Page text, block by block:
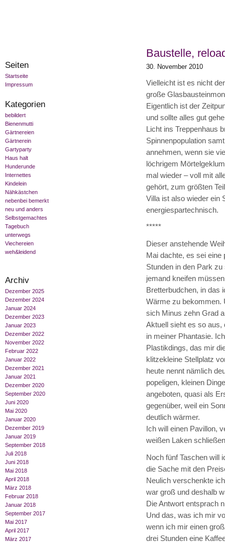
Seiten
Startseite
Impressum
Kategorien
bebildert
Bienenmutti
Gärtnereien
Gärtnerein
Gartyparty
Haus halt
Hunderunde
Internettes
Kindelein
Nähkästchen
nebenbei bemerkt
neu und anders
Selbstgemachtes
Tagebuch
unterwegs
Viechereien
weh&leidend
Archiv
Dezember 2025
Dezember 2024
Januar 2024
Dezember 2023
Januar 2023
Dezember 2022
November 2022
Februar 2022
Januar 2022
Dezember 2021
Januar 2021
Dezember 2020
September 2020
Juni 2020
Mai 2020
Januar 2020
Dezember 2019
Januar 2019
September 2018
Juli 2018
Juni 2018
Mai 2018
April 2018
März 2018
Februar 2018
Januar 2018
September 2017
Mai 2017
April 2017
März 2017
Baustelle,
30. November 2010
Vielleicht ist es nicht
große
Eigentlich ist der
und sollte alles gut
Licht ins Treppenhaus
Spinnenpopulation
annehmen, wenn sie
löchrigem
mal wieder – voll mit
gehört, zum größten
Villa ist also wieder ein
energiespartechnisch.
*****
Dieser anstehende
Mai dachte, es sei eine
Stunden in den Park
jemand kneifen
Bretterbudchen, in das
Wärme zu bekommen.
sich Minus zehn Grad
Aktuell sieht es so aus,
in meiner Phantasie.
Plastikdings, das mir
klitzekleine Stellplatz
heute nennt nämlich
popeligen, kleinen
angeboten, quasi als
gegenüber, weil ein
deutlich wärmer.
Ich will einen Pavillon,
weißen Laken
Noch fünf Taschen will
die Sache mit den
Neulich verschenkte
war groß und deshalb
Die Antwort entsprach
Und das, was ich mir
wenn ich mir einen
drei Stunden eine